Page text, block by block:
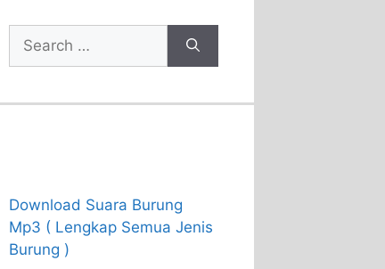
Search
for:
Download Suara Burung
Mp3 ( Lengkap Semua Jenis
Burung )